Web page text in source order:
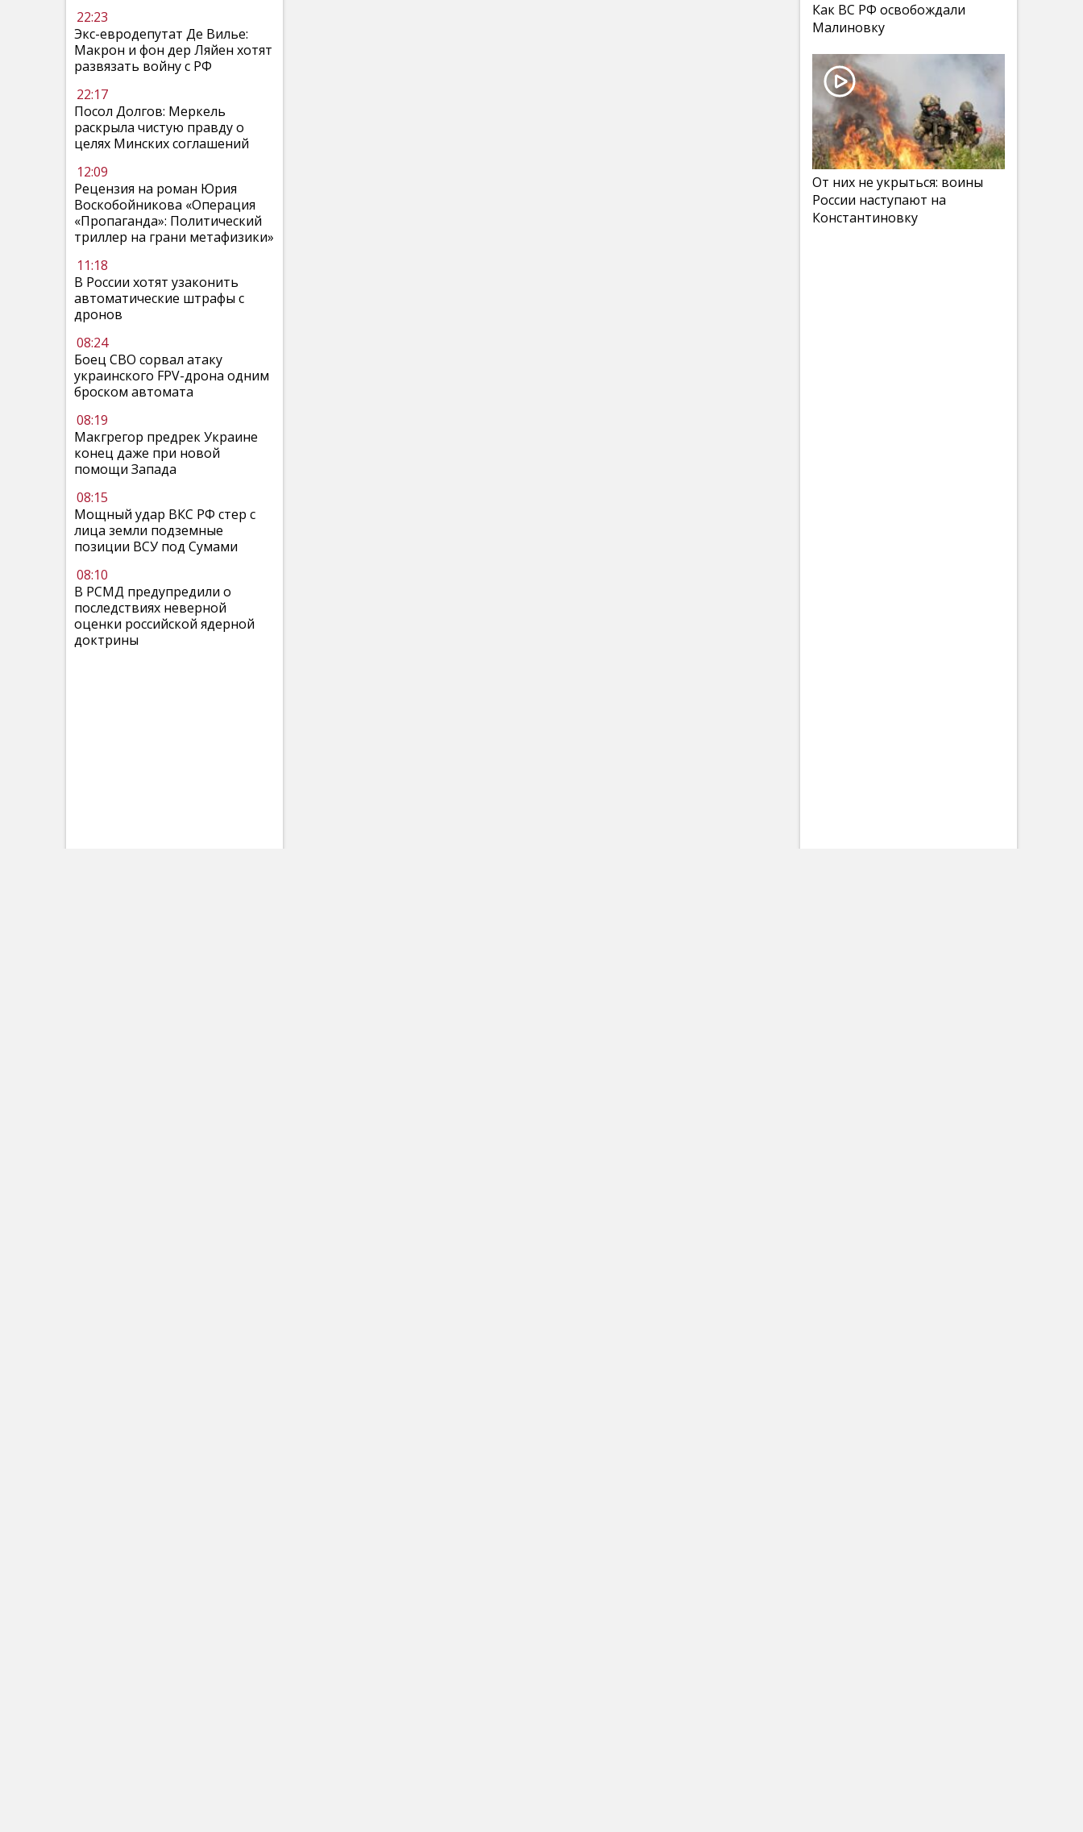
22:23
Экс-евродепутат Де Вилье:
Макрон и фон дер Ляйен хотят
развязать войну с РФ
22:17
Посол Долгов: Меркель
раскрыла чистую правду о
целях Минских соглашений
12:09
Рецензия на роман Юрия
Воскобойникова «Операция
«Пропаганда»: Политический
триллер на грани метафизики»
11:18
В России хотят узаконить
автоматические штрафы с
дронов
08:24
Боец СВО сорвал атаку
украинского FPV-дрона одним
броском автомата
08:19
Макгрегор предрек Украине
конец даже при новой
помощи Запада
08:15
Мощный удар ВКС РФ стер с
лица земли подземные
позиции ВСУ под Сумами
08:10
В РСМД предупредили о
последствиях неверной
оценки российской ядерной
доктрины
Как ВС РФ освобождали
Малиновку
От них не укрыться: воины
России наступают на
Константиновку